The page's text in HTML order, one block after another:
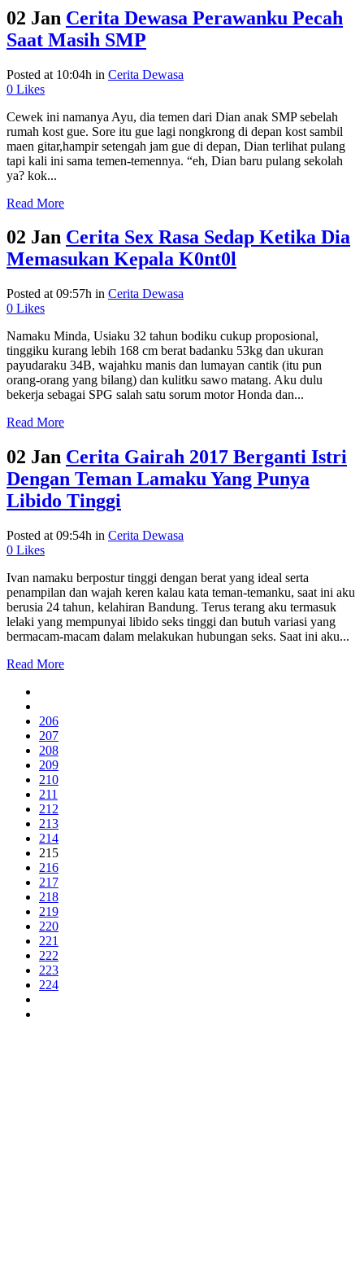
02 Jan Cerita Dewasa Perawanku Pecah
Saat Masih SMP
Posted at 10:04h in Cerita Dewasa
0 Likes
Cewek ini namanya Ayu, dia temen dari Dian anak SMP sebelah
rumah kost gue. Sore itu gue lagi nongkrong di depan kost sambil
maen gitar,hampir setengah jam gue di depan, Dian terlihat pulang
tapi kali ini sama temen-temennya. “eh, Dian baru pulang sekolah
ya? kok...
Read More
02 Jan Cerita Sex Rasa Sedap Ketika Dia
Memasukan Kepala K0nt0l
Posted at 09:57h in Cerita Dewasa
0 Likes
Namaku Minda, Usiaku 32 tahun bodiku cukup proposional,
tinggiku kurang lebih 168 cm berat badanku 53kg dan ukuran
payudaraku 34B, wajahku manis dan lumayan cantik (itu pun
orang-orang yang bilang) dan kulitku sawo matang. Aku dulu
bekerja sebagai SPG salah satu sorum motor Honda dan...
Read More
02 Jan Cerita Gairah 2017 Berganti Istri
Dengan Teman Lamaku Yang Punya
Libido Tinggi
Posted at 09:54h in Cerita Dewasa
0 Likes
Ivan namaku berpostur tinggi dengan berat yang ideal serta
penampilan dan wajah keren kalau kata teman-temanku, saat ini aku
berusia 24 tahun, kelahiran Bandung. Terus terang aku termasuk
lelaki yang mempunyai libido seks tinggi dan butuh variasi yang
bermacam-macam dalam melakukan hubungan seks. Saat ini aku...
Read More
206
207
208
209
210
211
212
213
214
215
216
217
218
219
220
221
222
223
224